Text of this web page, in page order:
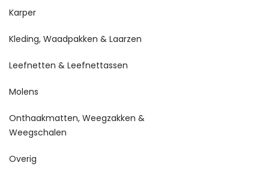
Karper
Kleding, Waadpakken & Laarzen
Leefnetten & Leefnettassen
Molens
Onthaakmatten, Weegzakken &
Weegschalen
Overig